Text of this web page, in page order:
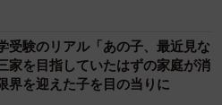
受験のリアル「あの子、最近見な
家を目指していたはずの家庭が消
を迎えた子を目の当りに